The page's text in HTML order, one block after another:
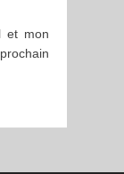
et mon